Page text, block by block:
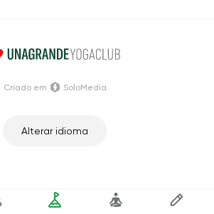
Alterar idioma
Criado em SoloMedia